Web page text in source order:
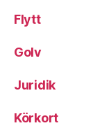
Flytt
Golv
Juridik
Körkort